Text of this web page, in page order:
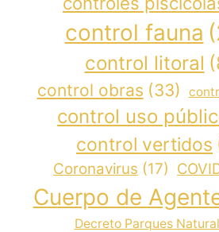
control fauna
control litoral
control obras (33)
control uso
control vertidos
Coronavirus (17)
Cuerpo de
Decreto Parques